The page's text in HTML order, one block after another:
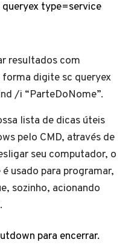
type=service
resultados com
digite sc queryex
/i “ParteDoNome”.
lista de dicas úteis
pelo CMD, através de
seu computador, o
usado para programar,
sozinho, acionando
para encerrar.